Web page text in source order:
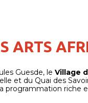
ARTS
Guesde, le Village
et du Quai des
programmation riche